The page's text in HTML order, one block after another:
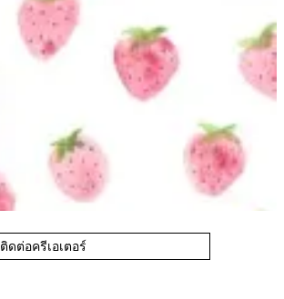
ติดต่อครีเอเตอร์